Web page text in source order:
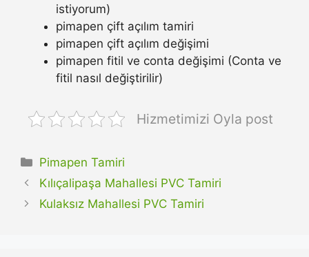
istiyorum)
pimapen çift açılım tamiri
pimapen çift açılım değişimi
pimapen fitil ve conta değişimi (Conta ve
fitil nasıl değiştirilir)
Hizmetimizi Oyla post
Kategoriler
Pimapen Tamiri
Kılıçalipaşa Mahallesi PVC Tamiri
Kulaksız Mahallesi PVC Tamiri